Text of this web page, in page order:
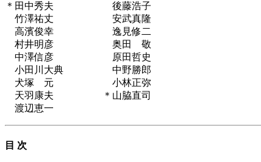
＊田中秀夫 後藤浩子
竹澤祐丈 安武真隆
高濱俊幸 逸見修二
村井明彦 奥田 敬
中澤信彦 原田哲史
小田川大典 中野勝郎
犬塚 元 小林正弥
天羽康夫 ＊山脇直司
渡辺恵一
目 次